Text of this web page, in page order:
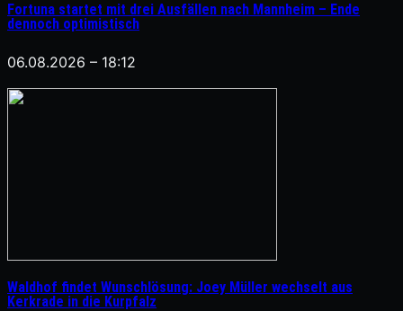
Fortuna startet mit drei Ausfällen nach Mannheim – Ende
dennoch optimistisch
06.08.2026 – 18:12
Waldhof findet Wunschlösung: Joey Müller wechselt aus
Kerkrade in die Kurpfalz